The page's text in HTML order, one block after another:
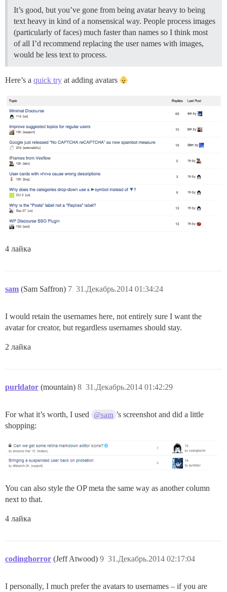
It’s good, but you’ve gone from being avatar heavy to being
text heavy in kind of a nonsensical way. People process images
(particularly of faces) much faster than names so I think most
of all I’d recommend replacing the user names with images,
would be less text to process.
Here’s a quick try at adding avatars
4 лайка
sam (Sam Saffron) 31.Декабрь.2014 01:34:24
7
I would retain the usernames here, not entirely sure I want the
avatar for creator, but regardless usernames should stay.
2 лайка
purldator (mountain) 31.Декабрь.2014 01:42:29
8
For what it’s worth, I used @sam ’s screenshot and did a little
shopping:
You can also style the OP meta the same way as another column
next to that.
4 лайка
codinghorror (Jeff Atwood) 31.Декабрь.2014 02:17:04
9
I personally, I much prefer the avatars to usernames – if you are